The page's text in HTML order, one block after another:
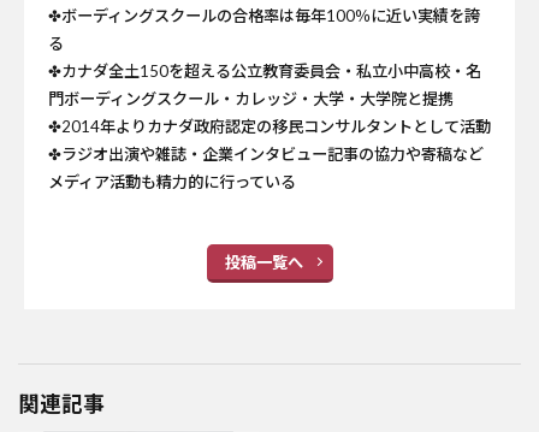
✤ボーディングスクールの合格率は毎年100％に近い実績を誇
る
✤カナダ全土150を超える公立教育委員会・私立小中高校・名
門ボーディングスクール・カレッジ・大学・大学院と提携
✤2014年よりカナダ政府認定の移民コンサルタントとして活動
✤ラジオ出演や雑誌・企業インタビュー記事の協力や寄稿など
メディア活動も精力的に行っている
投稿一覧へ
関連記事